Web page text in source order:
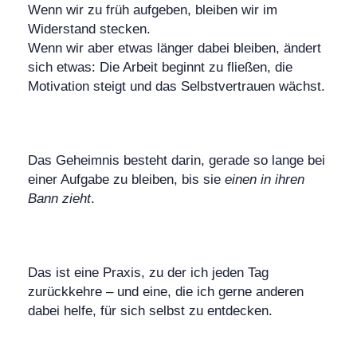
Wenn wir zu früh aufgeben, bleiben wir im
Widerstand stecken.
Wenn wir aber etwas länger dabei bleiben, ändert
sich etwas: Die Arbeit beginnt zu fließen, die
Motivation steigt und das Selbstvertrauen wächst.
Das Geheimnis besteht darin, gerade so lange bei
einer Aufgabe zu bleiben, bis sie einen in ihren
Bann zieht.
Das ist eine Praxis, zu der ich jeden Tag
zurückkehre – und eine, die ich gerne anderen
dabei helfe, für sich selbst zu entdecken.